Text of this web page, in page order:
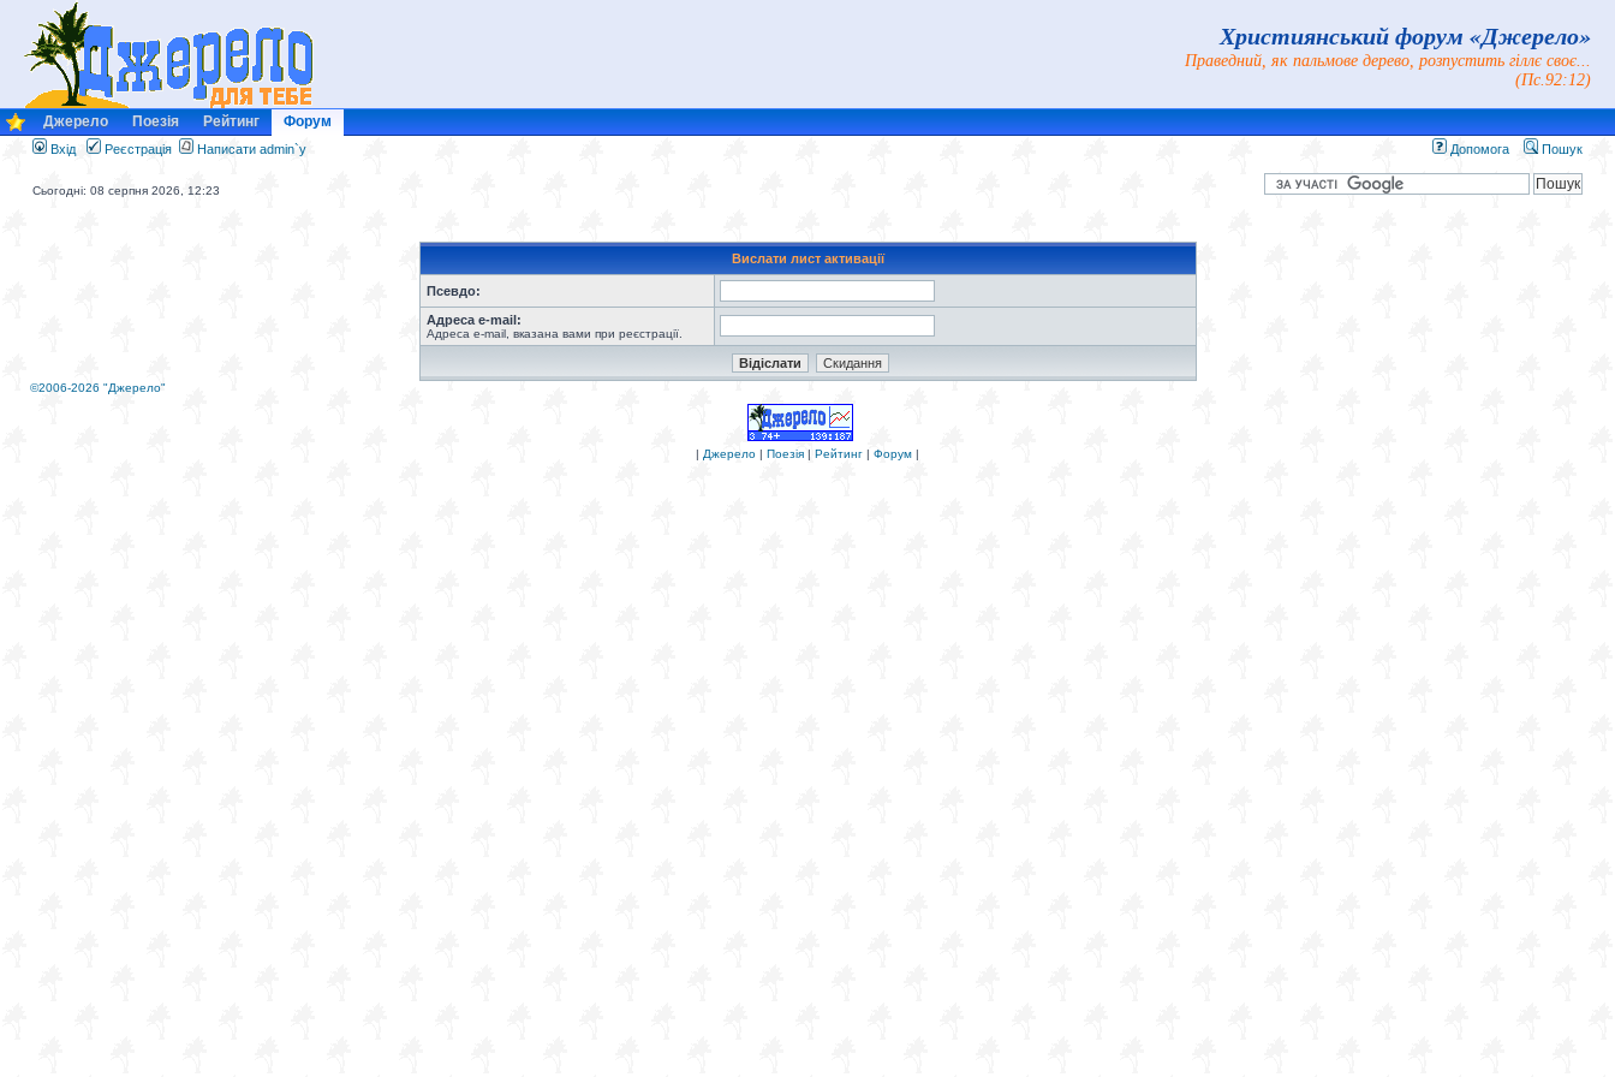
Християнський форум «Джерело»
Праведний, як пальмове дерево, розпустить гіллє своє...
(Пс.92:12)
Джерело Поезія Рейтинг Форум
Вхід Реєстрація Написати admin`у Допомога Пошук
Сьогодні: 08 серпня 2026, 12:23
Вислати лист активації
Псевдо:
Адреса e-mail:
Адреса e-mail, вказана вами при реєстрації.
©2006-2026 "Джерело"
| Джерело | Поезія | Рейтинг | Форум |